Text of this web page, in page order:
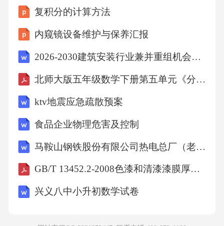
流。大家认为，要维护互联网健康的环境和良
好的秩序，广大青少年网友担负着重要责任。
A、互联网是把“双刃剑”，应慎重使用
B、互联网与青年之间的关系密切
C、广大青少年应该自觉承担起维护互联网环境
D、青少年应自觉抵制互联网带来的不良影响
【答案】：C文段首句指出网络对青少年很重
复积分的计算方法
内窥镜设备维护与保养汇报
2026-2030建筑安装行业兼并重组机会研究及决策咨询报告
北师大版五年级数学下册第五单元《分数除法》单元测试卷（含答案）
ktv地震应急疏散预案
食品企业物理危害及控制
马鞍山钢铁股份有限公司热电总厂（老区）煤粉锅炉掺烧工业污泥改造项目环境影响报告书
GB/T 13452.2-2008色漆和清漆漆膜厚度的测定
兴义八中小升初数学试卷